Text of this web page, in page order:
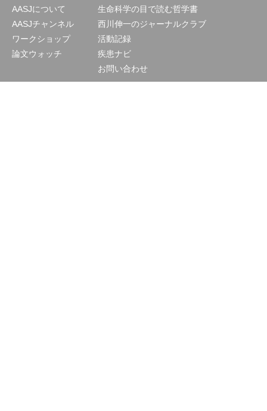
AASJについて
AASJチャンネル
ワークショップ
論文ウォッチ
生命科学の目で読む哲学書
西川伸一のジャーナルクラブ
活動記録
疾患ナビ
お問い合わせ